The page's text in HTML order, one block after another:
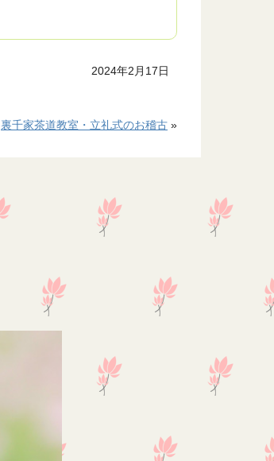
2024年2月17日
裏千家茶道教室・立礼式のお稽古 »